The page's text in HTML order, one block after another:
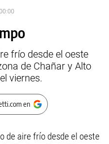
frío desde el oeste
de Chañar y Alto
viernes.
en
de aire frío desde el oeste